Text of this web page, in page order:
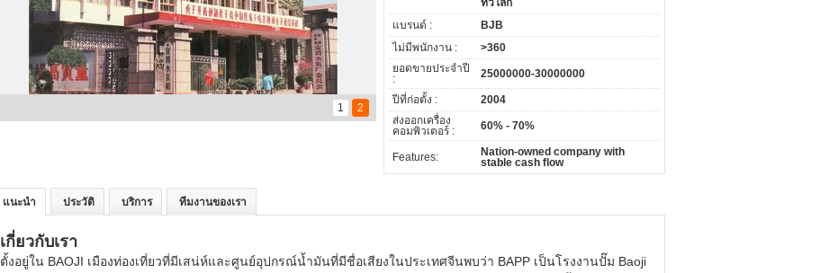
1 2
ทั่วโลก
แบรนด์ :
BJB
ไม่มีพนักงาน :
>360
ยอดขายประจำปี
:
25000000-30000000
ปีที่ก่อตั้ง :
2004
ส่งออกเครื่อง
คอมพิวเตอร์ :
60% - 70%
Features:
Nation-owned company with
stable cash flow
แนะนำ ประวัติ บริการ ทีมงานของเรา
เกี่ยวกับเรา
ตั้งอยู่ใน BAOJI เมืองท่องเที่ยวที่มีเสน่ห์และศูนย์อุปกรณ์น้ำมันที่มีชื่อเสียงในประเทศจีนพบว่า BAPP เป็นโรงงานปั๊ม Baoji